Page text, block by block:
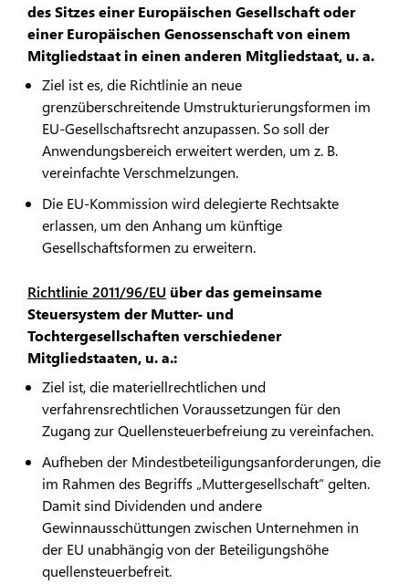
des Sitzes einer Europäischen Gesellschaft oder
einer Europäischen Genossenschaft von einem
Mitgliedstaat in einen anderen Mitgliedstaat, u. a.
Ziel ist es, die Richtlinie an neue
grenzüberschreitende Umstrukturierungsformen im
EU-Gesellschaftsrecht anzupassen. So soll der
Anwendungsbereich erweitert werden, um z. B.
vereinfachte Verschmelzungen.
Die EU-Kommission wird delegierte Rechtsakte
erlassen, um den Anhang um künftige
Gesellschaftsformen zu erweitern.
Richtlinie 2011/96/EU über das gemeinsame
Steuersystem der Mutter- und
Tochtergesellschaften verschiedener
Mitgliedstaaten, u. a.:
Ziel ist, die materiellrechtlichen und
verfahrensrechtlichen Voraussetzungen für den
Zugang zur Quellensteuerbefreiung zu vereinfachen.
Aufheben der Mindestbeteiligungsanforderungen, die
im Rahmen des Begriffs „Muttergesellschaft“ gelten.
Damit sind Dividenden und andere
Gewinnausschüttungen zwischen Unternehmen in
der EU unabhängig von der Beteiligungshöhe
quellensteuerbefreit.